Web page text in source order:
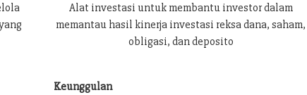
Alat investasi untuk membantu investor dalam
memantau hasil kinerja investasi reksa dana, saham,
obligasi, dan deposito
Keunggulan